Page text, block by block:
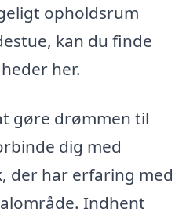
opholdsrum
kan du finde
her.
gøre drømmen til
dig med
der har erfaring med
Indhent